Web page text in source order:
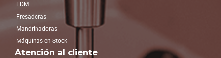
EDM
Fresadoras
Mandrinadoras
Máquinas en Stock
Atención al cliente